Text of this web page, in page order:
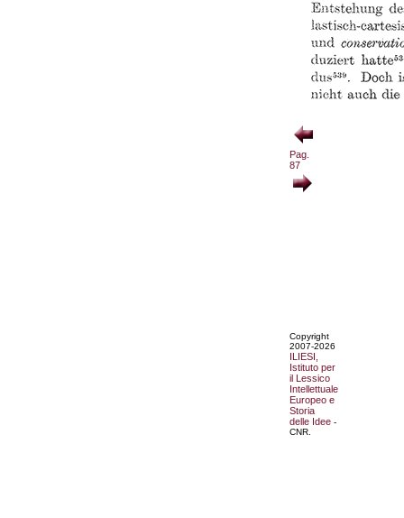
Pag.
87
Copyright
2007-2026
ILIESI,
Istituto per
il Lessico
Intellettuale
Europeo e
Storia
delle Idee -
CNR.